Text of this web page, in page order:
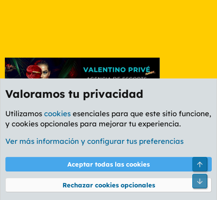
Etiquetas
Cookies
PL OLDSTYLE AMARILLO
Términos y reglas Política de privacidad Ayuda
Community platform by XenForo® © 2010-2026 XenForo Ltd.
Valoramos tu privacidad
Utilizamos cookies esenciales para que este sitio funcione,
y cookies opcionales para mejorar tu experiencia.
Ver más información y configurar tus preferencias
Aceptar todas las cookies
Rechazar cookies opcionales
Pie